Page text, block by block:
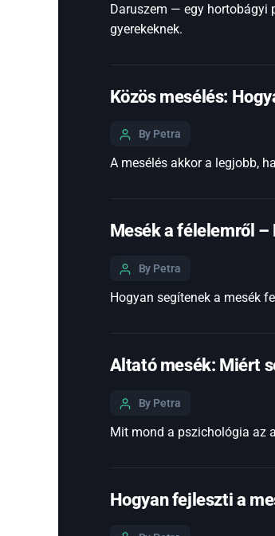
Daruszem — egy hortobágyi
gyerekeknek.
Közös mesélés:
By Petra
A mesélés akkor a legjobb,
Mesék a félelemről
By Petra
Hogyan segítenek a mesék
Altató mesék: Miért
By Petra
Mit mond a pszichológia az
Hogyan fejleszti a